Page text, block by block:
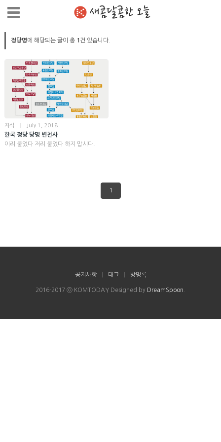
새콤달콤한 오늘
정당명에 해당되는 글이 총 1 건 있습니다.
지식 July 1, 2018
한국 정당 당명 변천사
이리 붙었다 저리 붙었다 하지 맙시다.
1
공지사항 태그 방명록
2016-2017 ⓒ KOMTODAY Designed by DreamSpoon